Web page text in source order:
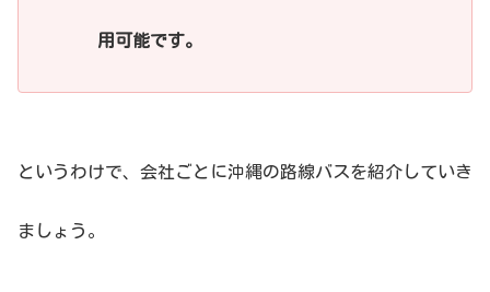
用可能です。
というわけで、会社ごとに沖縄の路線バスを紹介していき
ましょう。